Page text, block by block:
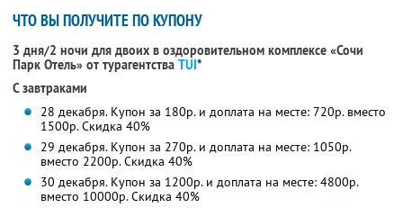
ЧТО ВЫ ПОЛУЧИТЕ ПО КУПОНУ
3 дня/2 ночи для двоих в оздоровительном комплексе «Сочи
Парк Отель» от турагентства TUI*
С завтраками
28 декабря. Купон за 180р. и доплата на месте: 720р. вместо
1500р. Скидка 40%
29 декабря. Купон за 270р. и доплата на месте: 1050р.
вместо 2200р. Скидка 40%
30 декабря. Купон за 1200р. и доплата на месте: 4800р.
вместо 10000р.Скидка 40%